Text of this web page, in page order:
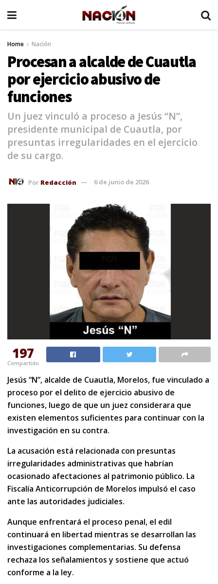
Home Nación
Procesan a alcalde de Cuautla
por ejercicio abusivo de
funciones
Un juez vinculó a proceso a Jesús “N”,
presidente municipal de Cuautla, por
presuntas irregularidades en el ejercicio
de su cargo.
Por Redacción 6 de junio de 2026
197
Compartido
Jesús “N”, alcalde de Cuautla, Morelos, fue vinculado a
proceso por el delito de ejercicio abusivo de
funciones, luego de que un juez considerara que
existen elementos suficientes para continuar con la
investigación en su contra.
La acusación está relacionada con presuntas
irregularidades administrativas que habrían
ocasionado afectaciones al patrimonio público. La
Fiscalía Anticorrupción de Morelos impulsó el caso
ante las autoridades judiciales.
Aunque enfrentará el proceso penal, el edil
continuará en libertad mientras se desarrollan las
investigaciones complementarias. Su defensa
rechaza los señalamientos y sostiene que actuó
conforme a la ley.